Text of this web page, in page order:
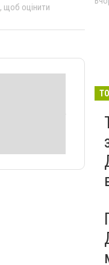
, щоб оцінити